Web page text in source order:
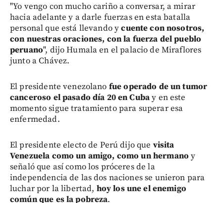
"Yo vengo con mucho cariño a conversar, a mirar
hacia adelante y a darle fuerzas en esta batalla
personal que está llevando ycuente con nosotros,
con nuestras oraciones, con la fuerza del pueblo
peruano", dijo Humala en el palacio de Miraflores
junto a Chávez.
El presidente venezolano fue operado de un tumor
canceroso el pasado día 20 en Cubay en este
momento sigue tratamiento para superar esa
enfermedad.
El presidente electo de Perú dijo que visita
Venezuela como un amigo, como un hermano y
señaló que así como los próceres de la
independencia de las dos naciones se unieron para
luchar por la libertad, hoy los une el enemigo
común que es la pobreza.